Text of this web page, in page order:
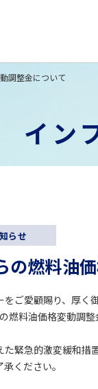
調整金について
イン
らせ
の燃料油
ご愛顧賜り、厚く
燃料油価格変動調
緊急的激変緩和措
ください。